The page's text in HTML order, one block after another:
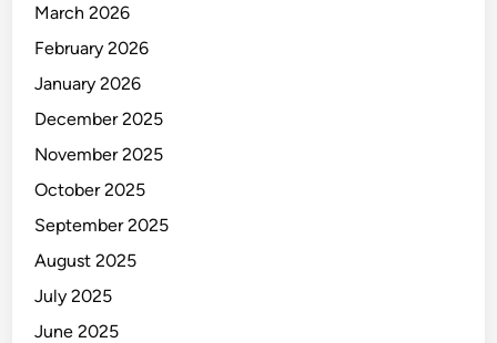
March 2026
February 2026
January 2026
December 2025
November 2025
October 2025
September 2025
August 2025
July 2025
June 2025